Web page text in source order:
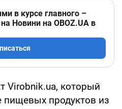
в курсе главного –
Новини на OBOZ.UA в
Virobnik.ua, который
пищевых продуктов из